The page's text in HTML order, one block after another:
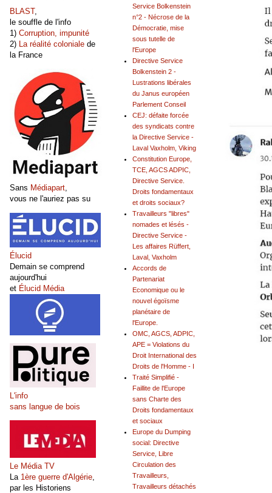
Service Bolkenstein
n°2 - Nécrose de la
Démocratie, mise
sous tutelle de
l'Europe
Directive Service
Bolkenstein 2 -
Lustrations libérales
du Janus européen
Parlement Conseil
CEJ: défaite forcée
des syndicats contre
la Directive Service -
Laval Vaxholm, Viking
Constitution Europe,
TCE, AGCS ADPIC,
Directive Service.
Droits fondamentaux
et droits sociaux?
Travailleurs "libres"
nomades et lésés -
Directive Service -
Les affaires Rüffert,
Laval, Vaxholm
Accords de
Partenariat
Economique ou le
nouvel égoïsme
planétaire de
l'Europe.
OMC, AGCS, ADPIC,
APE = Violations du
Droit International des
Droits de l'Homme - I
Traité Simplifié -
Faillite de l'Europe
sans Charte des
Droits fondamentaux
et sociaux
Europe du Dumping
social: Directive
Service, Libre
Circulation des
Travailleurs,
Travailleurs détachés
BLAST,
le souffle de l'info
1) Corruption, impunité
2) La réalité coloniale de
la France
Sans Médiapart,
vous ne l'auriez pas su
Élucid
Demain se comprend
aujourd'hui
et Élucid Média
L'info
sans langue de bois
Le Média TV
La 1ère guerre d'Algérie
par les Historiens